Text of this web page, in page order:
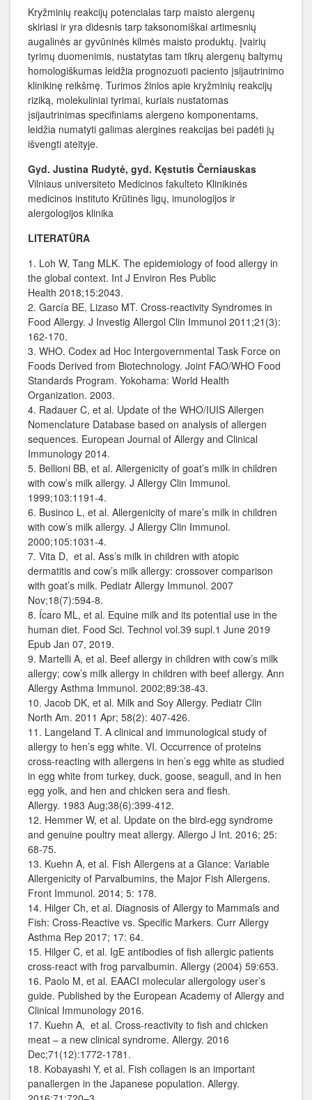
Kryžminių reakcijų potencialas tarp maisto alergenų
skiriasi ir yra didesnis tarp taksonomiškai artimesnių
augalinės ar gyvūninės kilmės maisto produktų. Įvairių
tyrimų duomenimis, nustatytas tam tikrų alergenų baltymų
homologiškumas leidžia prognozuoti paciento įsijautrinimo
klinikinę reikšmę. Turimos žinios apie kryžminių reakcijų
riziką, molekuliniai tyrimai, kuriais nustatomas
įsijautrinimas specifiniams alergeno komponentams,
leidžia numatyti galimas alergines reakcijas bei padėti jų
išvengti ateityje.
Gyd. Justina Rudytė, gyd. Kęstutis Černiauskas
Vilniaus universiteto Medicinos fakulteto Klinikinės
medicinos instituto Krūtinės ligų, imunologijos ir
alergologijos klinika
LITERATŪRA
1. Loh W, Tang MLK. The epidemiology of food allergy in
the global context. Int J Environ Res Public
Health 2018;15:2043.
2. García BE, Lizaso MT. Cross-reactivity Syndromes in
Food Allergy. J Investig Allergol Clin Immunol 2011;21(3):
162-170.
3. WHO. Codex ad Hoc Intergovernmental Task Force on
Foods Derived from Biotechnology. Joint FAO/WHO Food
Standards Program. Yokohama: World Health
Organization. 2003.
4. Radauer C, et al. Update of the WHO/IUIS Allergen
Nomenclature Database based on analysis of allergen
sequences. European Journal of Allergy and Clinical
Immunology 2014.
5. Bellioni BB, et al. Allergenicity of goat’s milk in children
with cow’s milk allergy. J Allergy Clin Immunol.
1999;103:1191-4.
6. Businco L, et al. Allergenicity of mare’s milk in children
with cow’s milk allergy. J Allergy Clin Immunol.
2000;105:1031-4.
7. Vita D, et al. Ass’s milk in children with atopic
dermatitis and cow’s milk allergy: crossover comparison
with goat’s milk. Pediatr Allergy Immunol. 2007
Nov;18(7):594-8.
8. Ícaro ML, et al. Equine milk and its potential use in the
human diet. Food Sci. Technol vol.39 supl.1 June 2019
Epub Jan 07, 2019.
9. Martelli A, et al. Beef allergy in children with cow’s milk
allergy; cow’s milk allergy in children with beef allergy. Ann
Allergy Asthma Immunol. 2002;89:38-43.
10. Jacob DK, et al. Milk and Soy Allergy. Pediatr Clin
North Am. 2011 Apr; 58(2): 407-426.
11. Langeland T. A clinical and immunological study of
allergy to hen’s egg white. VI. Occurrence of proteins
cross-reacting with allergens in hen’s egg white as studied
in egg white from turkey, duck, goose, seagull, and in hen
egg yolk, and hen and chicken sera and flesh.
Allergy. 1983 Aug;38(6):399-412.
12. Hemmer W, et al. Update on the bird-egg syndrome
and genuine poultry meat allergy. Allergo J Int. 2016; 25:
68-75.
13. Kuehn A, et al. Fish Allergens at a Glance: Variable
Allergenicity of Parvalbumins, the Major Fish Allergens.
Front Immunol. 2014; 5: 178.
14. Hilger Ch, et al. Diagnosis of Allergy to Mammals and
Fish: Cross-Reactive vs. Specific Markers. Curr Allergy
Asthma Rep 2017; 17: 64.
15. Hilger C, et al. IgE antibodies of fish allergic patients
cross-react with frog parvalbumin. Allergy (2004) 59:653.
16. Paolo M, et al. EAACI molecular allergology user’s
guide. Published by the European Academy of Allergy and
Clinical Immunology 2016.
17. Kuehn A, et al. Cross-reactivity to fish and chicken
meat – a new clinical syndrome. Allergy. 2016
Dec;71(12):1772-1781.
18. Kobayashi Y, et al. Fish collagen is an important
panallergen in the Japanese population. Allergy.